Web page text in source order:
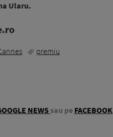
Ularu.
premiu
NEWSsau pe FACEBOOK